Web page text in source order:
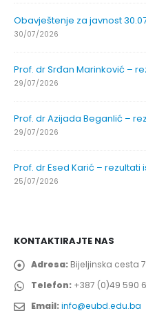
Obavještenje za javnost
30/07/2026
Prof. dr Srđan Marinković –
29/07/2026
Prof. dr Azijada Beganlić –
29/07/2026
Prof. dr Esed Karić – rezultati
25/07/2026
KONTAKTIRAJTE NAS
Adresa: Bijeljinska cesta
Telefon: +387 (0)49 590
Email:info@eubd.edu.ba